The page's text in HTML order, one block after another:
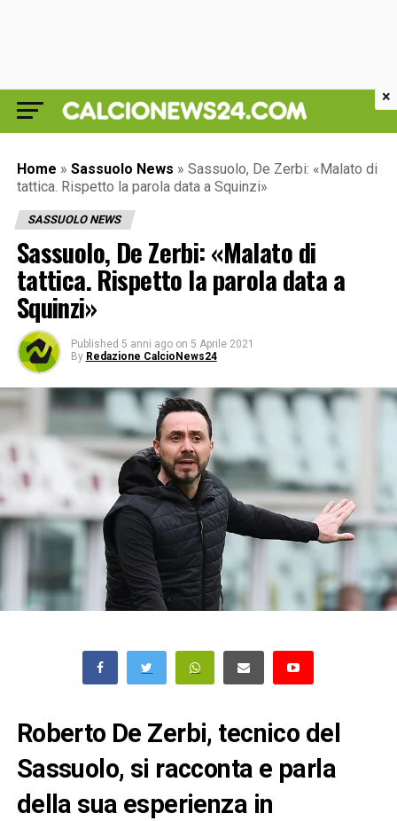
Home » Sassuolo News » Sassuolo, De Zerbi: «Malato di
tattica. Rispetto la parola data a Squinzi»
SASSUOLO NEWS
Sassuolo, De Zerbi: «Malato di
tattica. Rispetto la parola data a
Squinzi»
Published 5 anni ago on 5 Aprile 2021
By Redazione CalcioNews24
Roberto De Zerbi, tecnico del
Sassuolo, si racconta e parla
della sua esperienza in
×